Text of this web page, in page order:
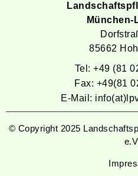
München-
85662
Tel: +49 (81
Fax: +49(81
E-Mail:
© Copyright 2025